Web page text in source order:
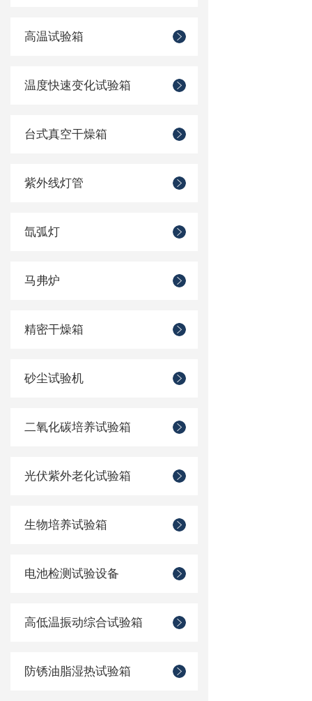
高温试验箱
温度快速变化试验箱
台式真空干燥箱
紫外线灯管
氙弧灯
马弗炉
精密干燥箱
砂尘试验机
二氧化碳培养试验箱
光伏紫外老化试验箱
生物培养试验箱
电池检测试验设备
高低温振动综合试验箱
防锈油脂湿热试验箱